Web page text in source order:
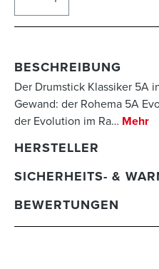
BESCHREIBUNG
Der Drumstick Klassiker 5A
Gewand: der Rohema 5A
der Evolution im Ra… Mehr
HERSTELLER
SICHERHEITS- &
BEWERTUNGEN